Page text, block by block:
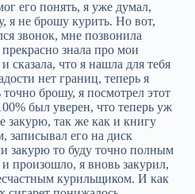
его понять, я уже думал,
я не брошу курить. Но вот,
звонок, мне позвонила
знала про мои
сказала, что я нашла для тебя
нет границ, теперь я
брошу, я посмотрел этот
был уверен, что теперь уж
закурю, так же как и книгу
записывал его на диск
закурю то буду точно полным
произошло, я вновь закурил,
курильщиком. И как